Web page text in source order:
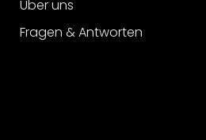
Über uns
Fragen & Antworten